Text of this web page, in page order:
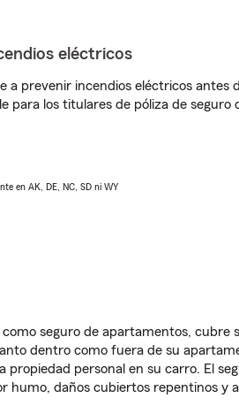
eléctricos
a prevenir incendios eléctricos antes
para los titulares de póliza de
en AK, DE, NC, SD ni WY
seguro de apartamentos,
dentro como fuera de su
propiedad personal en su carro. El
humo, daños cubiertos repentinos y